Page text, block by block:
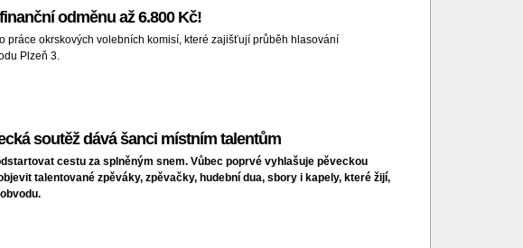
odměnu až 6.800 Kč!
práce okrskových volebních komisí, které zajišťují průběh hlasování
Plzeň 3.
soutěž dává šanci místním talentům
cestu za splněným snem. Vůbec poprvé vyhlašuje pěveckou
talentované zpěváky, zpěvačky, hudební dua, sbory i kapely, které žijí,